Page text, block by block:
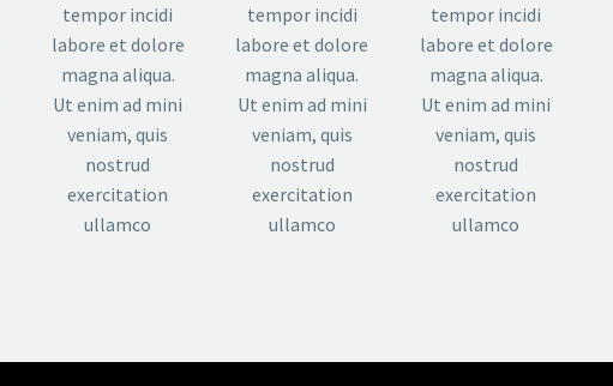
tempor incidi
labore et dolore
magna aliqua.
Ut enim ad mini
veniam, quis
nostrud
exercitation
ullamco
tempor incidi
labore et dolore
magna aliqua.
Ut enim ad mini
veniam, quis
nostrud
exercitation
ullamco
tempor incidi
labore et dolore
magna aliqua.
Ut enim ad mini
veniam, quis
nostrud
exercitation
ullamco